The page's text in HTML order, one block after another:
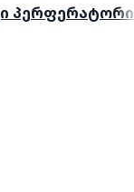
პერფერატორი